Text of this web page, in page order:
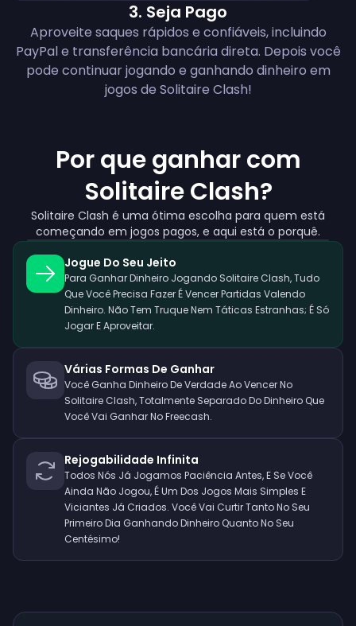
3. Seja Pago
Aproveite saques rápidos e confiáveis, incluindo
PayPal e transferência bancária direta. Depois você
pode continuar jogando e ganhando dinheiro em
jogos de Solitaire Clash!
Por que ganhar com
Solitaire Clash?
Solitaire Clash é uma ótima escolha para quem está
começando em jogos pagos, e aqui está o porquê.
Jogue Do Seu Jeito
Para Ganhar Dinheiro Jogando Solitaire Clash, Tudo
Que Você Precisa Fazer É Vencer Partidas Valendo
Dinheiro. Não Tem Truque Nem Táticas Estranhas; É Só
Jogar E Aproveitar.
Várias Formas De Ganhar
Você Ganha Dinheiro De Verdade Ao Vencer No
Solitaire Clash, Totalmente Separado Do Dinheiro Que
Você Vai Ganhar No Freecash.
Rejogabilidade Infinita
Todos Nós Já Jogamos Paciência Antes, E Se Você
Ainda Não Jogou, É Um Dos Jogos Mais Simples E
Viciantes Já Criados. Você Vai Curtir Tanto No Seu
Primeiro Dia Ganhando Dinheiro Quanto No Seu
Centésimo!